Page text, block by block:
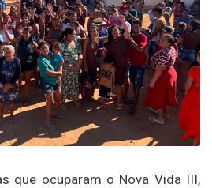
que ocuparam o Nova Vida III,